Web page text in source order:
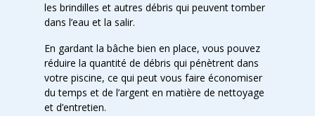
les brindilles et autres débris qui peuvent tomber
dans l’eau et la salir.
En gardant la bâche bien en place, vous pouvez
réduire la quantité de débris qui pénètrent dans
votre piscine, ce qui peut vous faire économiser
du temps et de l’argent en matière de nettoyage
et d’entretien.